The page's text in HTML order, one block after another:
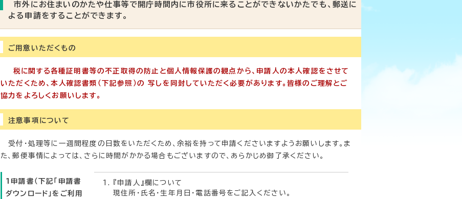
市外にお住まいのかたや仕事等で開庁時間内に市役所に来ることができないかたでも、郵送に
よる申請をすることができます。
ご用意いただくもの
税に関する各種証明書等の不正取得の防止と個人情報保護の観点から、申請人の本人確認をさせて
いただくため、本人確認書類（下記参照）の 写しを同封していただく必要があります。皆様のご理解とご
協力をよろしくお願いします。
注意事項について
受付・処理等に一週間程度の日数をいただくため、余裕を持って申請くださいますようお願いします。ま
た、郵便事情によっては、さらに時間がかかる場合もございますので、あらかじめ御了承ください。
1申請書（下記「申請書
ダウンロード」をご利用
『申請人』欄について
現住所・氏名・生年月日・電話番号をご記入ください。